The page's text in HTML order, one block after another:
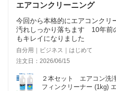
エアコンクリーニング
今回から本格的にエアコンクリ
汚れしっかり落ちます 10年前
もキレイになりました
自分用｜ビジネス｜はじめて
注文日：2026/06/15
２本セット　エアコン洗
フィンクリーナー (1kg)